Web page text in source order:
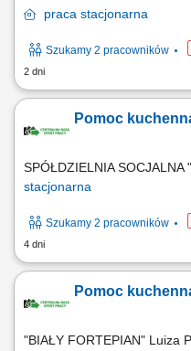
praca stacjonarna
Szukamy 2 pracowników
2 dni
Pomoc
SPÓŁDZIELNIA SOCJALNA
stacjonarna
Szukamy 2 pracowników
4 dni
Pomoc
"BIAŁY FORTEPIAN" Luiza